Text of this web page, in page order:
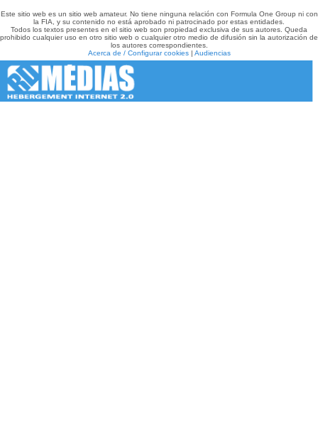
Este sitio web es un sitio web amateur. No tiene ninguna relación con Formula One Group ni con
la FIA, y su contenido no está aprobado ni patrocinado por estas entidades.
Todos los textos presentes en el sitio web son propiedad exclusiva de sus autores. Queda
prohibido cualquier uso en otro sitio web o cualquier otro medio de difusión sin la autorización de
los autores correspondientes.
Acerca de / Configurar cookies| Audiencias